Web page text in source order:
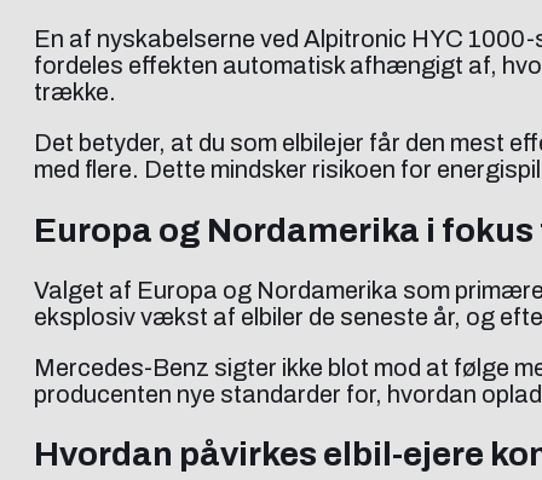
En af nyskabelserne ved Alpitronic HYC
fordeles effekten automatisk afhængigt af,
trække.
Det betyder, at du som elbilejer får den mest
med flere. Dette mindsker risikoen for
Europa og Nordamerika i
Valget af Europa og Nordamerika som
eksplosiv vækst af elbiler de seneste år, og
Mercedes-Benz sigter ikke blot mod at følge
producenten nye standarder for, hvordan
Hvordan påvirkes elbil-ejere